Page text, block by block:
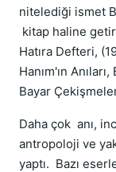
nitelediği ismet
kitap haline
Hatıra Defteri,
Hanım'ın
Bayar
Daha çok anı,
antropoloji ve
yaptı. Bazı